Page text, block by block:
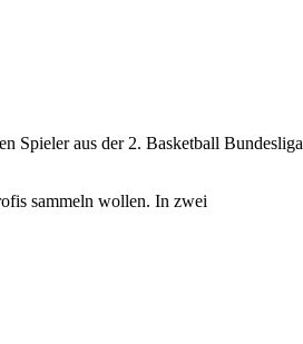
Spieler aus der 2. Basketball Bundesliga
sammeln wollen. In zwei